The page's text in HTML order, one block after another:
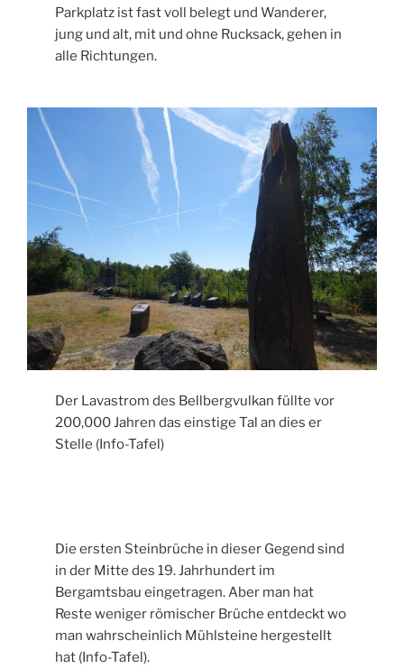
Parkplatz ist fast voll belegt und Wanderer,
jung und alt, mit und ohne Rucksack, gehen in
alle Richtungen.
Der Lavastrom des Bellbergvulkan füllte vor
200,000 Jahren das einstige Tal an dies er
Stelle (Info-Tafel)
Die ersten Steinbrüche in dieser Gegend sind
in der Mitte des 19. Jahrhundert im
Bergamtsbau eingetragen. Aber man hat
Reste weniger römischer Brüche entdeckt wo
man wahrscheinlich Mühlsteine hergestellt
hat (Info-Tafel).